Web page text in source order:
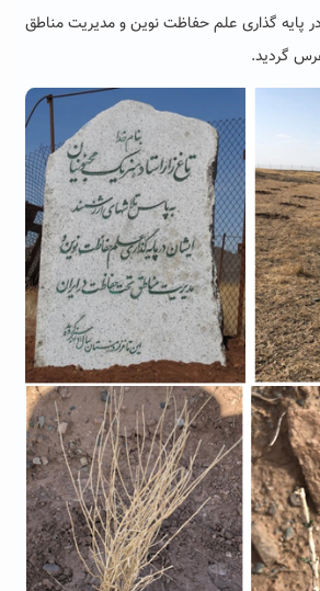
پایه گذاری علم حفاظت نوین و مدیریت مناطق
گردید.